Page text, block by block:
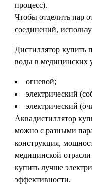
процесс).
Чтобы отделить пар
соединений,
Дистиллятор купить
воды в медицинских
огневой;
электрический
электрический
Аквадистиллятор
можно с разными
конструкция,
медицинской
купить лучше
эффективности.